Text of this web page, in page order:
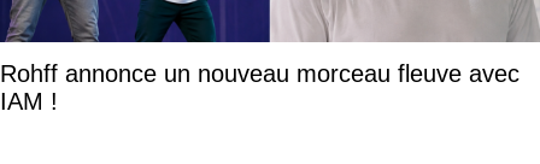
Rohff annonce un nouveau morceau fleuve avec
IAM !